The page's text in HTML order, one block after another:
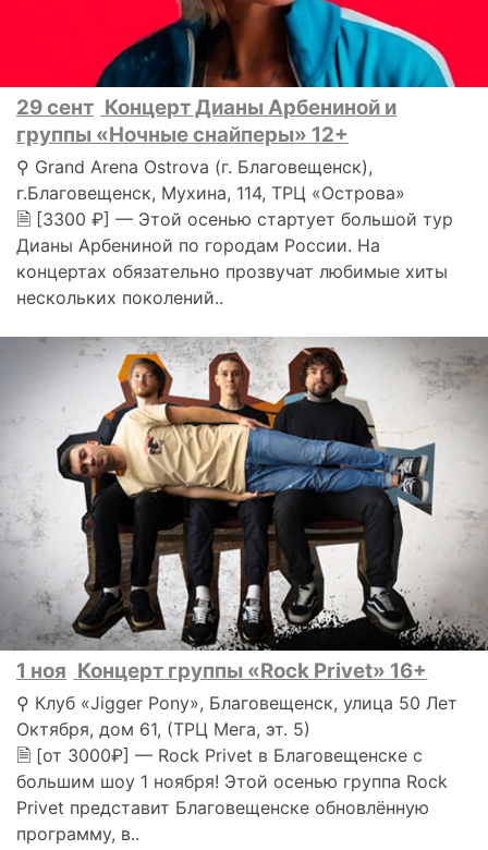
29 сент Концерт Дианы Арбениной и
группы «Ночные снайперы» 12+
⚲ Grand Arena Ostrova (г. Благовещенск),
г.Благовещенск, Мухина, 114, ТРЦ «Острова»
🗎 [3300 ₽] — Этой осенью стартует большой тур
Дианы Арбениной по городам России. На
концертах обязательно прозвучат любимые хиты
нескольких поколений..
1 ноя Концерт группы «Rock Privet» 16+
⚲ Клуб «Jigger Pony», Благовещенск, улица 50 Лет
Октября, дом 61, (ТРЦ Мега, эт. 5)
🗎 [от 3000₽] — Rock Privet в Благовещенске с
большим шоу 1 ноября! Этой осенью группа Rock
Privet представит Благовещенске обновлённую
программу, в..